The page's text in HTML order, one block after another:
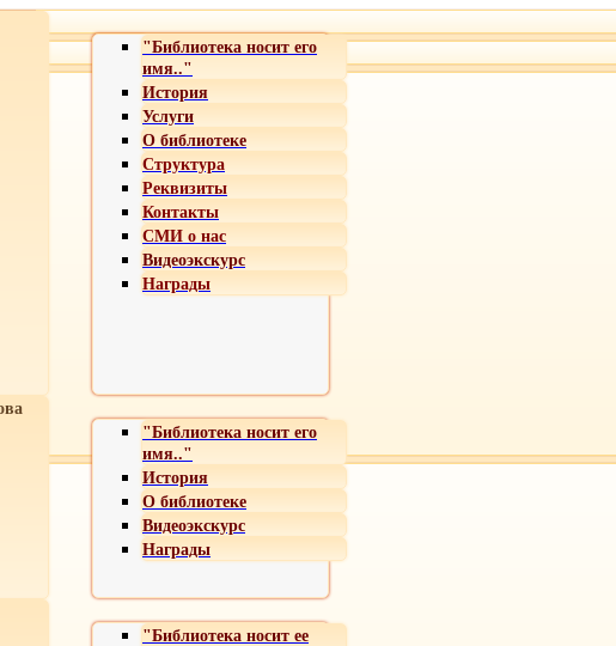
"Библиотека носит его
имя.."
История
Услуги
О библиотеке
Структура
Реквизиты
Контакты
СМИ о нас
Видеоэкскурс
Награды
"Библиотека носит его
имя.."
История
О библиотеке
Видеоэкскурс
Награды
"Библиотека носит ее